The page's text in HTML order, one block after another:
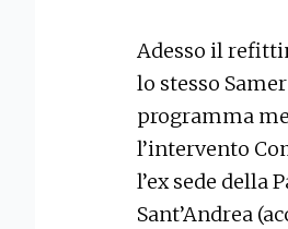
Adesso il
lo stesso
programma
l’intervento
l’ex sede della
Sant’Andrea